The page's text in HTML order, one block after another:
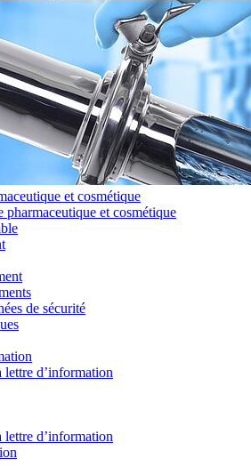
et cosmétique
pharmaceutique et cosmétique
de sécurité
d’information
d’information